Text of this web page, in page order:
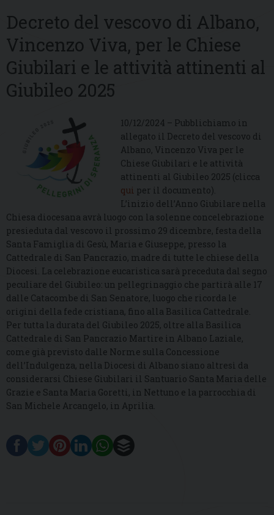
Decreto del vescovo di Albano,
Vincenzo Viva, per le Chiese
Giubilari e le attività attinenti al
Giubileo 2025
10/12/2024 – Pubblichiamo in
allegato il Decreto del vescovo di
Albano, Vincenzo Viva per le
Chiese Giubilari e le attività
attinenti al Giubileo 2025 (clicca
qui per il documento).
L’inizio dell’Anno Giubilare nella
Chiesa diocesana avrà luogo con la solenne concelebrazione
presieduta dal vescovo il prossimo 29 dicembre, festa della
Santa Famiglia di Gesù, Maria e Giuseppe, presso la
Cattedrale di San Pancrazio, madre di tutte le chiese della
Diocesi. La celebrazione eucaristica sarà preceduta dal segno
peculiare del Giubileo: un pellegrinaggio che partirà alle 17
dalle Catacombe di San Senatore, luogo che ricorda le
origini della fede cristiana, fino alla Basilica Cattedrale.
Per tutta la durata del Giubileo 2025, oltre alla Basilica
Cattedrale di San Pancrazio Martire in Albano Laziale,
come già previsto dalle Norme sulla Concessione
dell’Indulgenza, nella Diocesi di Albano siano altresì da
considerarsi Chiese Giubilari il Santuario Santa Maria delle
Grazie e Santa Maria Goretti, in Nettuno e la parrocchia di
San Michele Arcangelo, in Aprilia.